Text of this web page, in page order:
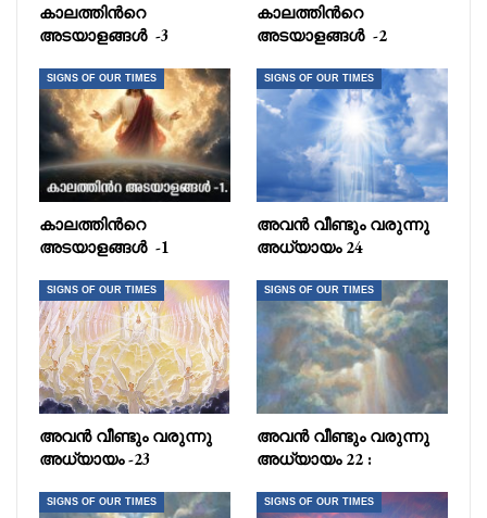
കാലത്തിൻറെ
അടയാളങ്ങൾ -3
കാലത്തിൻറെ
അടയാളങ്ങൾ -2
SIGNS OF OUR TIMES
കാലത്തിൻറെ
അടയാളങ്ങൾ -1
SIGNS OF OUR TIMES
അവൻ വീണ്ടും വരുന്നു
അധ്യായം 24
SIGNS OF OUR TIMES
അവൻ വീണ്ടും വരുന്നു
അധ്യായം -23
SIGNS OF OUR TIMES
അവൻ വീണ്ടും വരുന്നു
അധ്യായം 22 :
SIGNS OF OUR TIMES SIGNS OF OUR TIMES